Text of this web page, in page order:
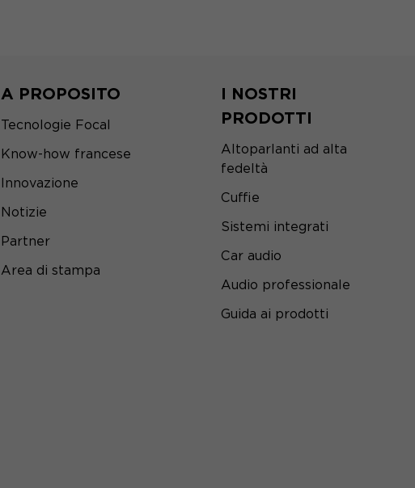
A PROPOSITO
Tecnologie Focal
Know-how francese
Innovazione
Notizie
Partner
Area di stampa
I NOSTRI
PRODOTTI
Altoparlanti ad alta
fedeltà
Cuffie
Sistemi integrati
Car audio
Audio professionale
Guida ai prodotti